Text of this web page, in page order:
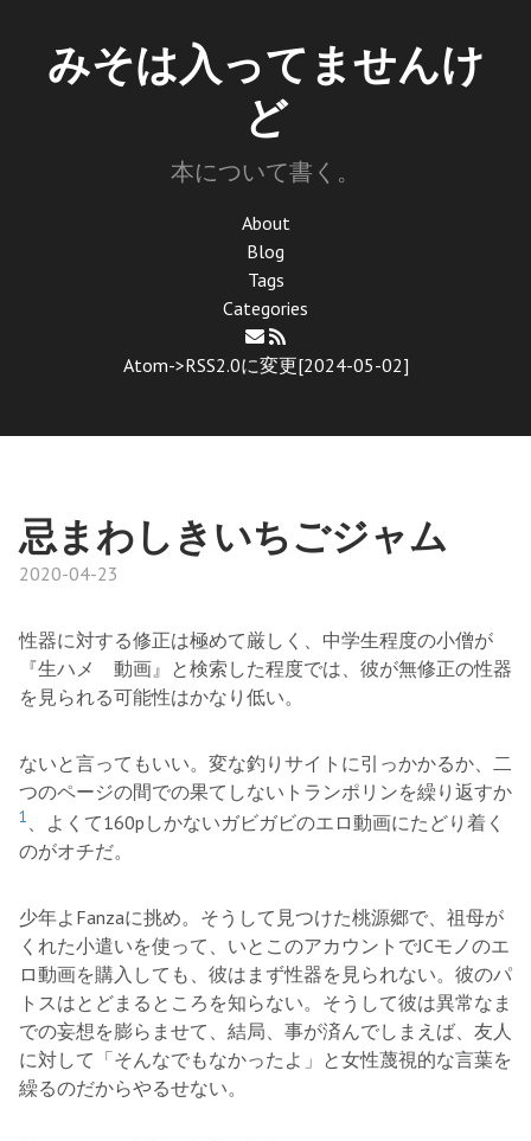
みそは入ってませんけ
ど
本について書く。
About
Blog
Tags
Categories
Atom->RSS2.0に変更[2024-05-02]
忌まわしきいちごジャム
2020-04-23
性器に対する修正は極めて厳しく、中学生程度の小僧が
『生ハメ 動画』と検索した程度では、彼が無修正の性器
を見られる可能性はかなり低い。
ないと言ってもいい。変な釣りサイトに引っかかるか、二
つのページの間での果てしないトランポリンを繰り返すか
1、よくて160pしかないガビガビのエロ動画にたどり着く
のがオチだ。
少年よFanzaに挑め。そうして見つけた桃源郷で、祖母が
くれた小遣いを使って、いとこのアカウントでJCモノのエ
ロ動画を購入しても、彼はまず性器を見られない。彼のパ
トスはとどまるところを知らない。そうして彼は異常なま
での妄想を膨らませて、結局、事が済んでしまえば、友人
に対して「そんなでもなかったよ」と女性蔑視的な言葉を
繰るのだからやるせない。